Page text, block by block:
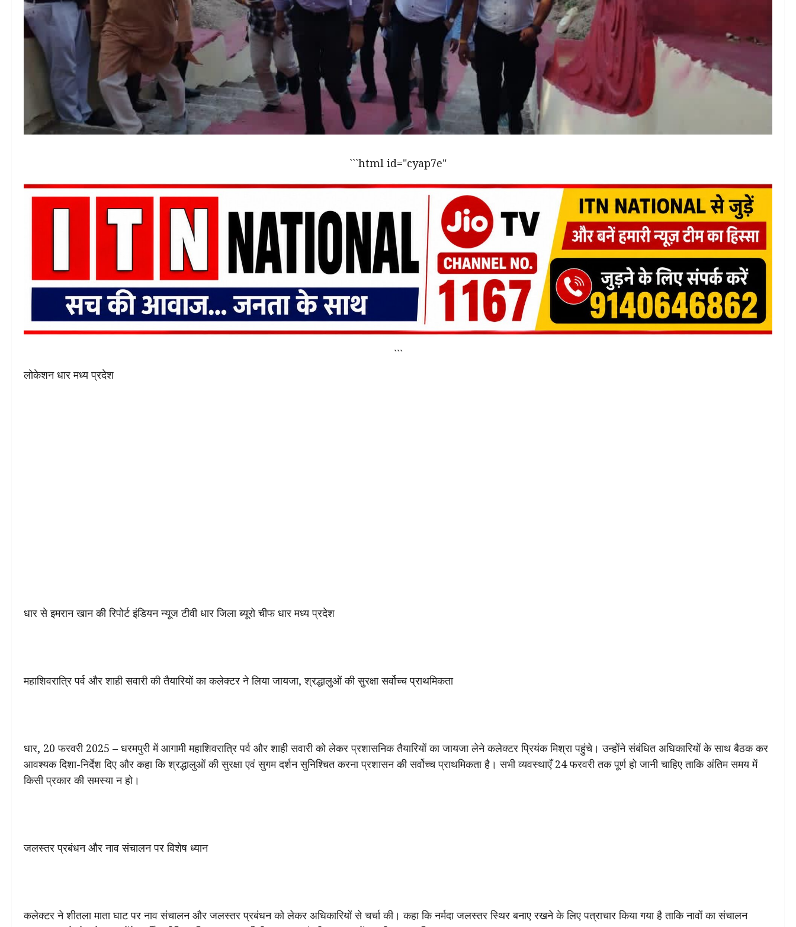
```html id="cyap7e"
```
लोकेशन धार मध्य प्रदेश
धार से इमरान खान की रिपोर्ट इंडियन न्यूज टीवी धार जिला ब्यूरो चीफ धार मध्य प्रदेश
महाशिवरात्रि पर्व और शाही सवारी की तैयारियों का कलेक्टर ने लिया जायजा, श्रद्धालुओं की सुरक्षा सर्वोच्च प्राथमिकता
धार, 20 फरवरी 2025 – धरमपुरी में आगामी महाशिवरात्रि पर्व और शाही सवारी को लेकर प्रशासनिक तैयारियों का जायजा लेने कलेक्टर प्रियंक मिश्रा पहुंचे। उन्होंने संबंधित अधिकारियों के साथ बैठक कर
आवश्यक दिशा-निर्देश दिए और कहा कि श्रद्धालुओं की सुरक्षा एवं सुगम दर्शन सुनिश्चित करना प्रशासन की सर्वोच्च प्राथमिकता है। सभी व्यवस्थाएँ 24 फरवरी तक पूर्ण हो जानी चाहिए ताकि अंतिम समय में
किसी प्रकार की समस्या न हो।
जलस्तर प्रबंधन और नाव संचालन पर विशेष ध्यान
कलेक्टर ने शीतला माता घाट पर नाव संचालन और जलस्तर प्रबंधन को लेकर अधिकारियों से चर्चा की। कहा कि नर्मदा जलस्तर स्थिर बनाए रखने के लिए पत्राचार किया गया है ताकि नावों का संचालन